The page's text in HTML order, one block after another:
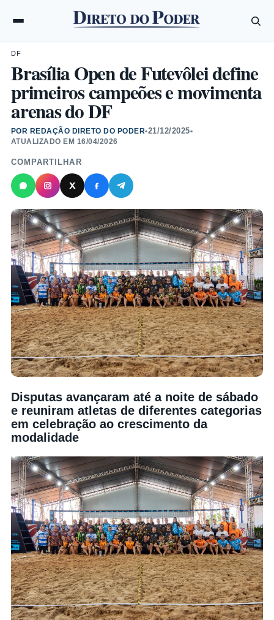
DF
Brasília Open de Futevôlei define
primeiros campeões e movimenta
arenas do DF
POR REDAÇÃO DIRETO DO PODER•21/12/2025•
ATUALIZADO EM 16/04/2026
COMPARTILHAR
Disputas avançaram até a noite de sábado
e reuniram atletas de diferentes categorias
em celebração ao crescimento da
modalidade